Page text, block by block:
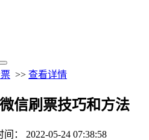
>> 查看详情
信刷票技巧和方法
间： 2022-05-24 07:38:58